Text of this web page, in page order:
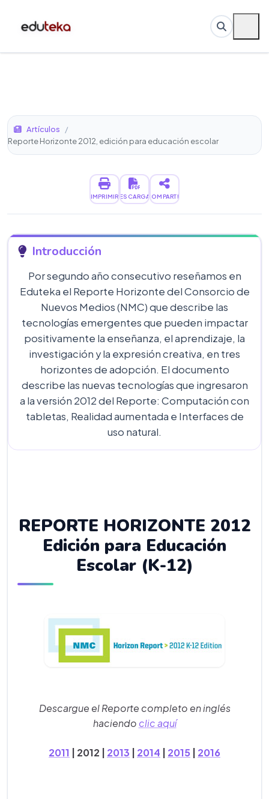
Artículos
/
Reporte Horizonte 2012, edición para educación escolar
IMPRIMIRDESCARGARCOMPARTIR
Introducción
Por segundo año consecutivo reseñamos en
Eduteka el Reporte Horizonte del Consorcio de
Nuevos Medios (NMC) que describe las
tecnologías emergentes que pueden impactar
positivamente la enseñanza, el aprendizaje, la
investigación y la expresión creativa, en tres
horizontes de adopción. El documento
describe las nuevas tecnologías que ingresaron
a la versión 2012 del Reporte: Computación con
tabletas, Realidad aumentada e Interfaces de
uso natural.
REPORTE HORIZONTE 2012
Edición para Educación
Escolar (K-12)
Descargue el Reporte completo en inglés
haciendo clic aquí
2011 | 2012 | 2013 2014 2015 2016